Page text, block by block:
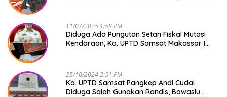
11/07/2025 1:58 PM
Diduga Ada Pungutan Setan Fiskal Mutasi
Kendaraan, Ka. UPTD Samsat Makassar I
25/10/2024 2:51 PM
Ka. UPTD Samsat Pangkep Andi Cudai
Diduga Salah Gunakan Randis, Bawaslu